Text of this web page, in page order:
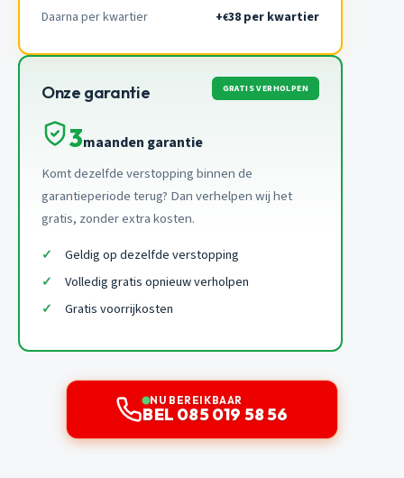
Daarna per kwartier +€38 per kwartier
Onze garantie GRATIS VERHOLPEN
3maanden garantie
Komt dezelfde verstopping binnen de
garantieperiode terug? Dan verhelpen wij het
gratis, zonder extra kosten.
Geldig op dezelfde verstopping
Volledig gratis opnieuw verholpen
Gratis voorrijkosten
NU BEREIKBAAR
BEL 085 019 58 56